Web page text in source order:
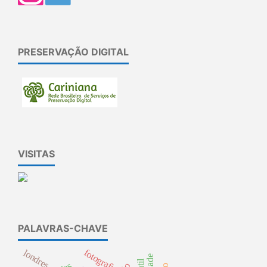
PRESERVAÇÃO DIGITAL
VISITAS
PALAVRAS-CHAVE
fotografia
londres